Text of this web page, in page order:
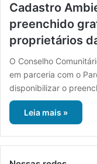
Cadastro
preenchido
proprietários
O Conselho
em parceria com o
disponibilizar o
Leia mais »